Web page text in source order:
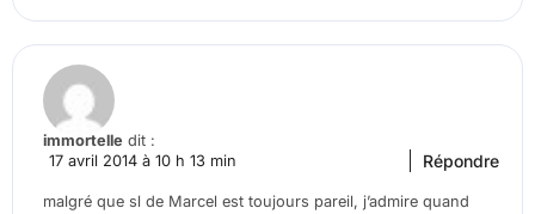
immortelle dit :
17 avril 2014 à 10 h 13 min
malgré que sl de Marcel est toujours pareil, j’admire quand
Répondre